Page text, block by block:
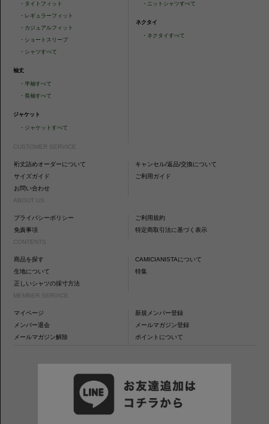
・ タイトフィット
・ レギュラーフィット
・ カジュアルフィット
・ ショートスリーブ
・ シャツすべて
袖丈
・半袖すべて
・長袖すべて
ジャケット
・ ジャケットすべて
・ ニットシャツすべて
ネクタイ
・ ネクタイすべて
CUSTOMER SERVICE
裄丈詰めオーダーについて
キャンセル/返品/交換について
サイズガイド
ご利用ガイド
お問い合わせ
ABOUT US
プライバシーポリシー
ご利用規約
免責事項
特定商取引法に基づく表示
CONTENTS
商品を探す
CAMICIANISTAについて
生地について
特集
正しいシャツの採寸方法
MEMBER SERVICE
マイページ
新規メンバー登録
メンバー退会
メールマガジン登録
メールマガジン解除
ポイントについて